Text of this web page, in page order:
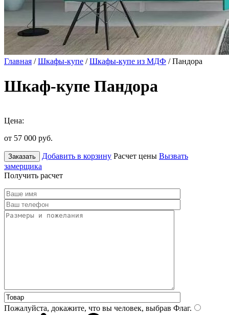
Главная /Шкафы-купе /Шкафы-купе из МДФ / Пандора
Шкаф-купе Пандора
Цена:
от 57 000 руб.
Заказать Добавить в корзину Расчет цены Вызвать
замерщика
Получить расчет
Пожалуйста, докажите, что вы человек, выбрав Флаг.